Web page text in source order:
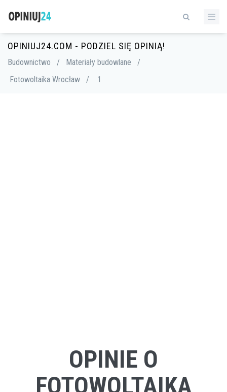
OPINIUJ24.COM - PODZIEL SIĘ OPINIĄ!
Budownictwo / Materiały budowlane
/
Fotowoltaika Wrocław
/ 1
OPINIE O
FOTOWOLTAIKA